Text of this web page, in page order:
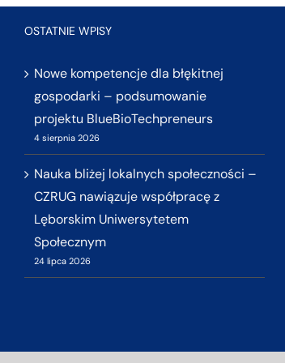
OSTATNIE WPISY
Nowe kompetencje dla błękitnej
gospodarki – podsumowanie
projektu BlueBioTechpreneurs
4 sierpnia 2026
Nauka bliżej lokalnych społeczności –
CZRUG nawiązuje współpracę z
Lęborskim Uniwersytetem
Społecznym
24 lipca 2026